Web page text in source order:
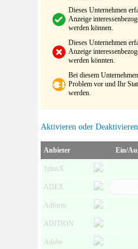
Dieses Unternehmen
Anzeige
werden können.
Dieses Unternehmen
Anzeige
werden könnten.
Bei diesem
Problem vor und Ihr
werden.